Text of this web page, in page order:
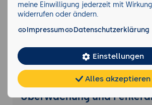
Advanced Kubernetes
Effektive Maßnahmen und
Practices
4 Tage
Kubernetes Observability
Überwachung und
Teilen FAQ
meine Einwilligung jederzeit mit
widerrufen oder ändern.
Impressum
Datenschutzerklärung
Einstellungen
Alles akzeptieren